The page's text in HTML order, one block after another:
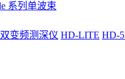
系列单波束
变频测深仪 HD-LITE HD-